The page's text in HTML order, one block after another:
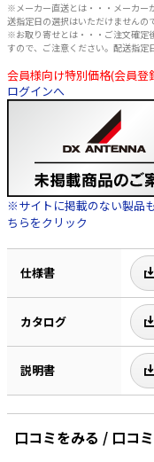
※メーカー直送とは・・・メーカー
送指定日の選択はいただけませんの
※お取り寄せとは・・・ご注文確定
すので、ご注意ください。配送指定
会員様向け特別価格(会員登
ログインへ
※サイトに掲載のない製品
ちらをクリック
仕様書
カタログ
説明書
口コミをみる / 口コ